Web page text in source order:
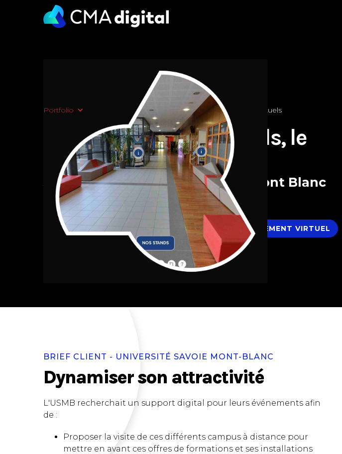
Portfolio / Université Savoie Mont Blanc - Visites & Salon Virtuels
Visites et stands virtuels, le
duo gagnant
JPO virtuelle -Université Savoie Mont Blanc
SALON VIRTUEL VISITE VIRTUELLE ÉVÈNEMENT VIRTUEL
BRIEF CLIENT - UNIVERSITÉ SAVOIE MONT-BLANC
Dynamiser son attractivité
L'USMB recherchait un support digital pour leurs événements afin
de :
Proposer la visite de ces différents campus à distance pour
mettre en avant ces offres de formations et ses installations